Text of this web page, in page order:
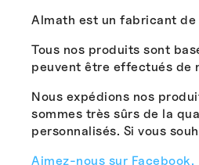
Almath est un fabricant
Tous nos produits sont
peuvent être effectués de
Nous expédions nos
sommes très sûrs de la
personnalisés. Si vous
Aimez-nous sur Facebook.